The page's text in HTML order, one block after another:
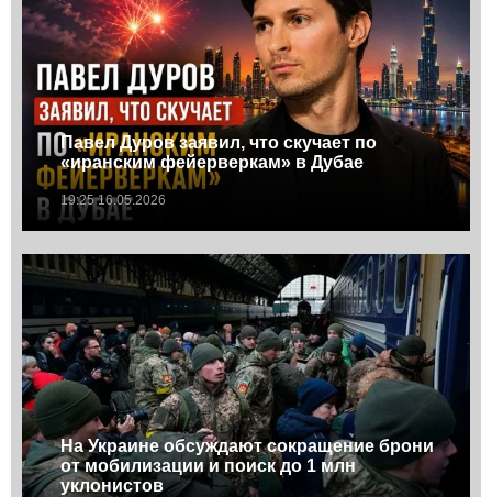
Павел Дуров заявил, что скучает по
«иранским фейерверкам» в Дубае
19:25 16.05.2026
На Украине обсуждают сокращение брони
от мобилизации и поиск до 1 млн
уклонистов